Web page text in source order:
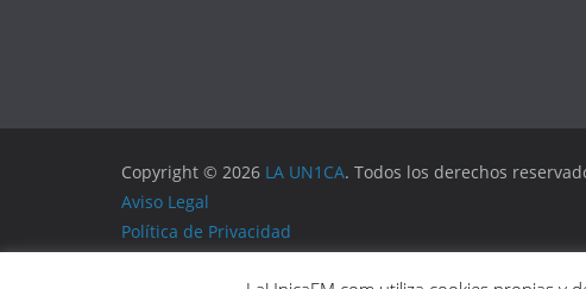
Copyright © 2026 LA UN1CA. Todos los derechos
Aviso Legal
Política de Privacidad